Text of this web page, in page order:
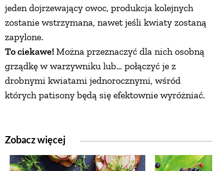
jeden dojrzewający owoc, produkcja kolejnych
zostanie wstrzymana, nawet jeśli kwiaty zostaną
zapylone.
To ciekawe! Można przeznaczyć dla nich osobną
grządkę w warzywniku lub… połączyć je z
drobnymi kwiatami jednorocznymi, wśród
których patisony będą się efektownie wyróżniać.
Zobacz więcej
ŚNIADANIA
PRZYSTAWKI
ZUPY